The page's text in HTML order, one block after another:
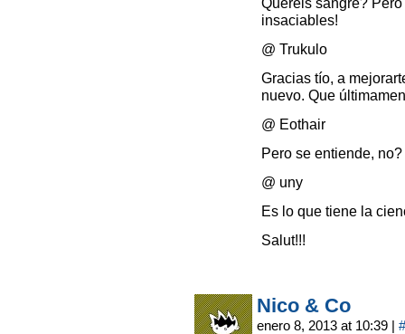
insaciables!
@ Trukulo
Gracias tío, a
nuevo. Que
@ Eothair
Pero se entiende,
@ uny
Es lo que tiene la
Salut!!!
Nico & Co
enero 8, 2013 at 10:39 | #